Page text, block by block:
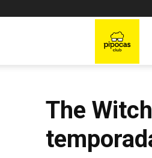
The